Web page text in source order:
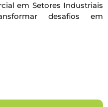
em Setores Industriais
desafios em